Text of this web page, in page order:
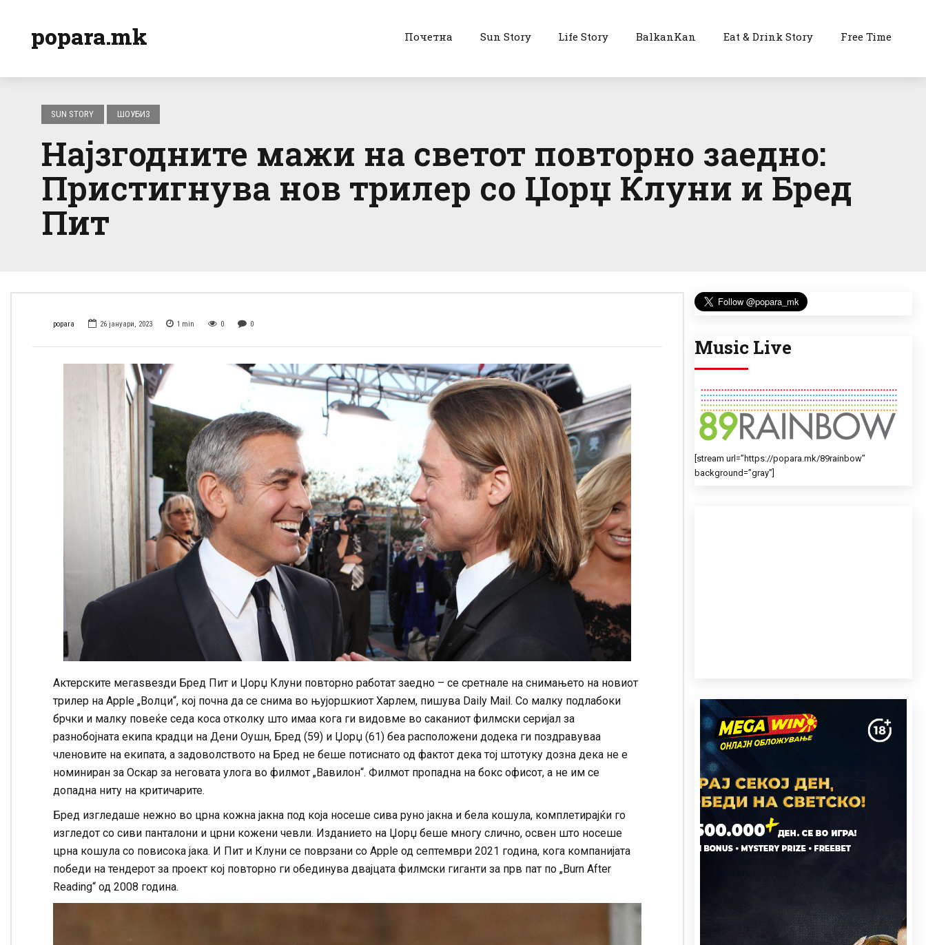
popara.mk Почетна Sun Story Life Story BalkanKan Eat & Drink Story Free Time
SUN STORY ШОУБИЗ
Најзгодните мажи на светот повторно заедно:
Пристигнува нов трилер со Џорџ Клуни и Бред
Пит
popara 26 јануари, 2023 1 min 0 0
Актерските мегаѕвезди Бред Пит и Џорџ Клуни повторно работат заедно – се сретнале на снимањето на новиот
трилер на Apple „Волци“, кој почна да се снима во њујоршкиот Харлем, пишува Daily Mail. Со малку подлабоки
брчки и малку повеќе седа коса отколку што имаа кога ги видовме во саканиот филмски серијал за
разнобојната екипа крадци на Дени Оушн, Бред (59) и Џорџ (61) беа расположени додека ги поздравуваа
членовите на екипата, а задоволството на Бред не беше потиснато од фактот дека тој штотуку дозна дека не е
номиниран за Оскар за неговата улога во филмот „Вавилон“. Филмот пропадна на бокс офисот, а не им се
допадна ниту на критичарите.
Бред изгледаше нежно во црна кожна јакна под која носеше сива руно јакна и бела кошула, комплетирајќи го
изгледот со сиви панталони и црни кожени чевли. Изданието на Џорџ беше многу слично, освен што носеше
црна кошула со повисока јака. И Пит и Клуни се поврзани со Apple од септември 2021 година, кога компанијата
победи на тендерот за проект кој повторно ги обединува двајцата филмски гиганти за прв пат по „Burn After
Reading“ од 2008 година.
Music Live
[stream url=”https://popara.mk/89rainbow”
background=”gray”]